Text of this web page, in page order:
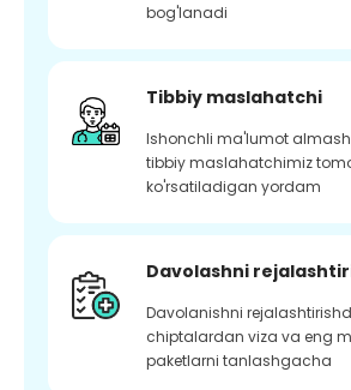
bog'lanadi
Tibbiy maslahatchi
Ishonchli ma'lumot
tibbiy maslahatchimiz
ko'rsatiladigan yordam
Davolashni
Davolanishni
chiptalardan viza va eng
paketlarni tanlashgacha